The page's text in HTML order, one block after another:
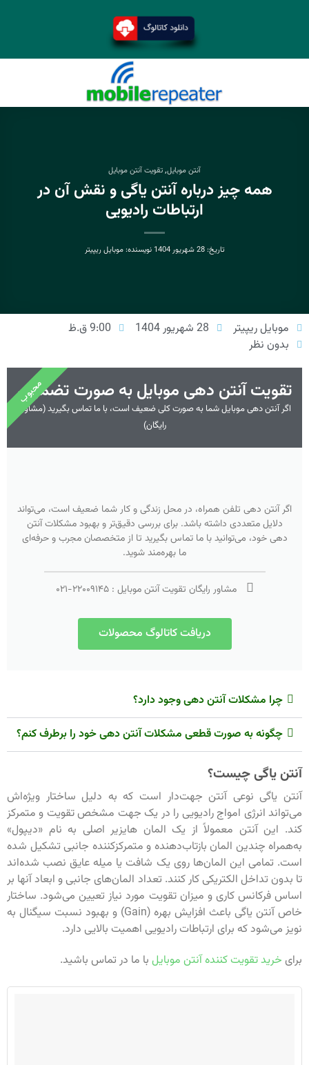
آنتن موبایل,تقویت آنتن موبایل
همه چیز درباره آنتن یاگی و نقش آن در
ارتباطات رادیویی
تاریخ:28 شهریور 1404 نویسنده:موبایل ریپیتر
موبایل ریپیتر 28 شهریور 1404
9:00 ق.ظ
بدون نظر
تقویت آنتن دهی موبایل به صورت تضمینی
اگر آنتن دهی موبایل شما به صورت کلی ضعیف است، با ما تماس بگیرید (مشاوره
رایگان)
اگر آنتن دهی تلفن همراه، در محل زندگی و کار شما ضعیف است، می‌تواند
دلایل متعددی داشته باشد. برای بررسی دقیق‌تر و بهبود مشکلات آنتن
دهی خود، می‌توانید با ما تماس بگیرید تا از متخصصان مجرب و حرفه‌ای
ما بهره‌مند شوید.
مشاور رایگان تقویت آنتن موبایل :۲۲۰۰۹۱۴۵-۰۲۱
دریافت کاتالوگ محصولات
محبوب
چرا مشکلات آنتن دهی وجود دارد؟
چگونه به صورت قطعی مشکلات آنتن دهی خود را برطرف کنم؟
آنتن یاگی چیست؟
آنتن یاگی نوعی آنتن جهت‌دار است که به دلیل ساختار ویژه‌اش
می‌تواند انرژی امواج رادیویی را در یک جهت مشخص تقویت و متمرکز
کند. این آنتن معمولاً از یک المان هایزیر اصلی به نام «دیپول»
به‌همراه چندین المان بازتاب‌دهنده و متمرکزکننده جانبی تشکیل شده
است. تمامی این المان‌ها روی یک شافت یا میله عایق نصب شده‌اند
تا بدون تداخل الکتریکی کار کنند. تعداد المان‌های جانبی و ابعاد آنها بر
اساس فرکانس کاری و میزان تقویت مورد نیاز تعیین می‌شود. ساختار
خاص آنتن یاگی باعث افزایش بهره (Gain) و بهبود نسبت سیگنال به
نویز می‌شود که برای ارتباطات رادیویی اهمیت بالایی دارد.
برای خرید تقویت کننده آنتن موبایل با ما در تماس باشید.